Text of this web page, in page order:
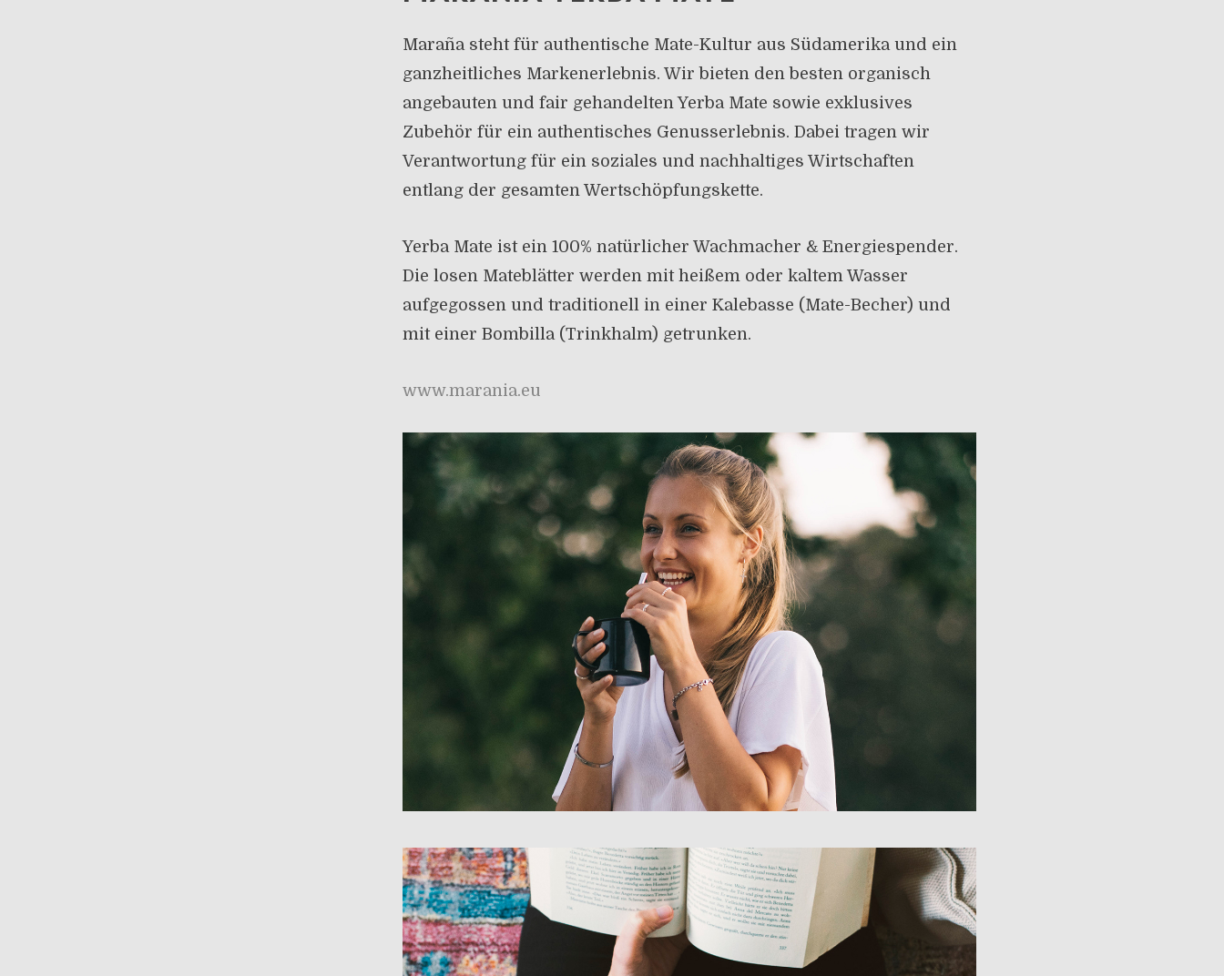
Maraña steht für authentische Mate-Kultur aus Südamerika und ein
ganzheitliches Markenerlebnis. Wir bieten den besten organisch
angebauten und fair gehandelten Yerba Mate sowie exklusives
Zubehör für ein authentisches Genusserlebnis. Dabei tragen wir
Verantwortung für ein soziales und nachhaltiges Wirtschaften
entlang der gesamten Wertschöpfungskette.
Yerba Mate ist ein 100% natürlicher Wachmacher & Energiespender.
Die losen Mateblätter werden mit heißem oder kaltem Wasser
aufgegossen und traditionell in einer Kalebasse (Mate-Becher) und
mit einer Bombilla (Trinkhalm) getrunken.
www.marania.eu